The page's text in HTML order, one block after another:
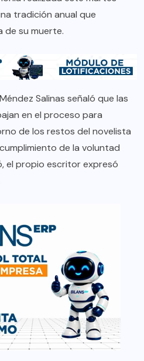
tradición anual que
de su muerte.
Salinas señaló que las
en el proceso para
de los restos del novelista
de la voluntad
el propio escritor expresó